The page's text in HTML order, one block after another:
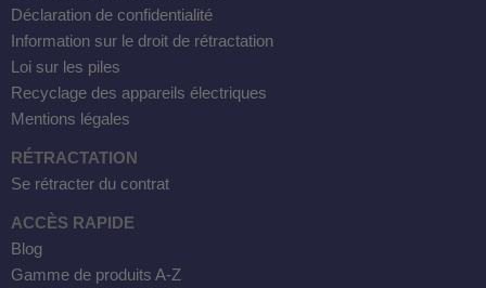
Déclaration de confidentialité
Information sur le droit de rétractation
Loi sur les piles
Recyclage des appareils électriques
Mentions légales
RÉTRACTATION
Se rétracter du contrat
ACCÈS RAPIDE
Blog
Gamme de produits A-Z